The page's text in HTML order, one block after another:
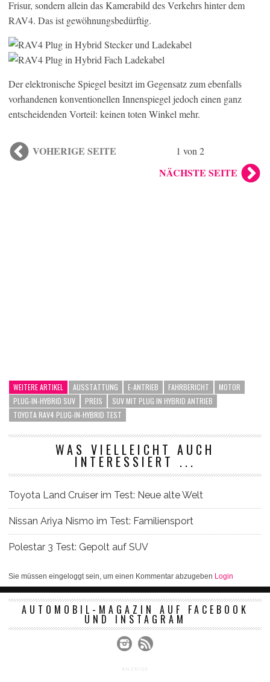
Frisur, sondern allein das Kamerabild des Verkehrs hinter dem
RAV4. Das ist gewöhnungsbedürftig.
Der elektronische Spiegel besitzt im Gegensatz zum ebenfalls
vorhandenen konventionellen Innenspiegel jedoch einen ganz
entscheidenden Vorteil: keinen toten Winkel mehr.
VOHERIGE SEITE 1 von 2
NÄCHSTE SEITE
WEITERE ARTIKEL AUSSTATTUNG E-ANTRIEB FAHRBERICHT
MOTOR
PLUG-IN-HYBRID SUV
PREIS
SUV MIT PLUG IN HYBRID ANTRIEB
TOYOTA RAV4 PLUG-IN-HYBRID TEST
WAS VIELLEICHT AUCH
INTERESSIERT ...
Toyota Land Cruiser im Test: Neue alte Welt
Nissan Ariya Nismo im Test: Familiensport
Polestar 3 Test: Gepolt auf SUV
Sie müssen eingeloggt sein, um einen Kommentar abzugeben Login
AUTOMOBIL-MAGAZIN AUF FACEBOOK
UND INSTAGRAM
ANZEIGE